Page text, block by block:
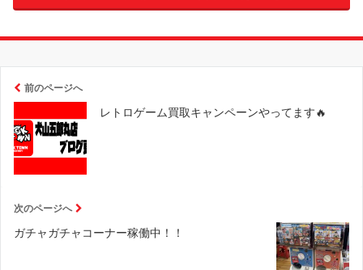
前のページへ
レトロゲーム買取キャンペーンやってます🔥
次のページへ
ガチャガチャコーナー稼働中！！